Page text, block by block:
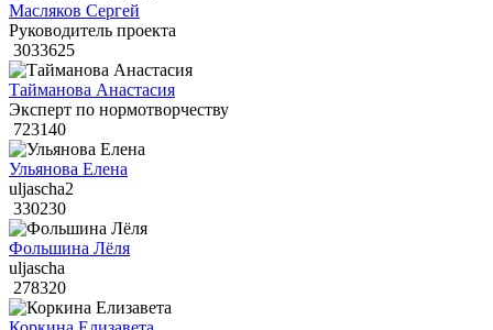
Масляков Сергей
Руководитель проекта
3033625
Тайманова Анастасия
Эксперт по нормотворчеству
723140
Ульянова Елена
uljascha2
330230
Фольшина Лёля
uljascha
278320